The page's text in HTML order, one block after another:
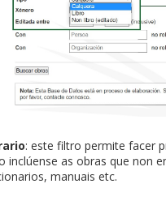
: este filtro permite facer
as obras que non
manuais etc.